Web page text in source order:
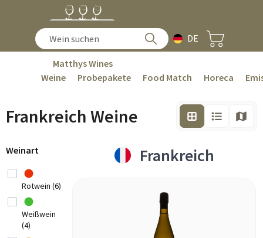
DE
Matthys Wines
Weine
Probepakete Food Match Horeca
Frankreich Weine
Weinart
Rotwein (6)
Weißwein
(4)
Frankreich